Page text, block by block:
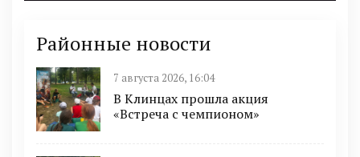
Районные новости
7 августа 2026, 16:04
В Клинцах прошла акция
«Встреча с чемпионом»